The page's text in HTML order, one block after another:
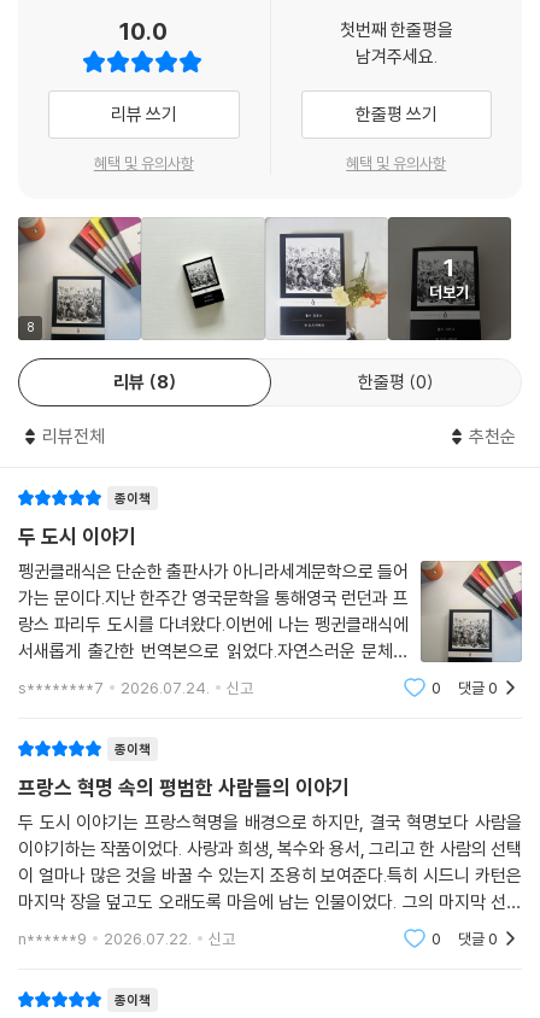
10.0
리뷰 쓰기
혜택 및 유의사항
첫번째 한줄평을
남겨주세요.
한줄평 쓰기
혜택 및 유의사항
8
1
더보기
리뷰 8 한줄평 0
리뷰전체 추천순
종이책
두 도시 이야기
펭귄클래식은 단순한 출판사가 아니라세계문학으로 들어
가는 문이다.지난 한주간 영국문학을 통해영국 런던과 프
랑스 파리두 도시를 다녀왔다. 이번에 나는 펭귄클래식에
서새롭게 출간한 번역본으로 읽었다.자연스러운 문체와
적절한 해설 덕분에복잡한 인물 관계와 프랑스 혁명이라
s********7 2026.07.24. 신고 0 댓글0
종이책
프랑스 혁명 속의 평범한 사람들의 이야기
두 도시 이야기는 프랑스혁명을 배경으로 하지만, 결국 혁명보다 사람을
이야기하는 작품이었다. 사랑과 희생, 복수와 용서, 그리고 한 사람의 선택
이 얼마나 많은 것을 바꿀 수 있는지 조용히 보여준다.특히 시드니 카턴은
마지막 장을 덮고도 오래도록 마음에 남는 인물이었다. 그의 마지막 선택
은 단순한 희생이 아니라, 비로소 자신의 삶을 완성하는 순간처럼 느껴졌
n******9 2026.07.22. 신고 0 댓글0
종이책